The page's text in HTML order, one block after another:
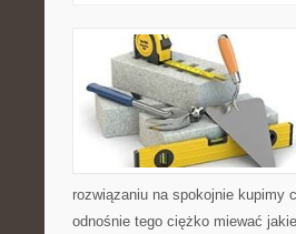
rozwiązaniu na spokojnie kupimy
odnośnie tego ciężko miewać